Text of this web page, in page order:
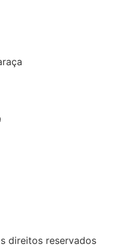
direitos reservados